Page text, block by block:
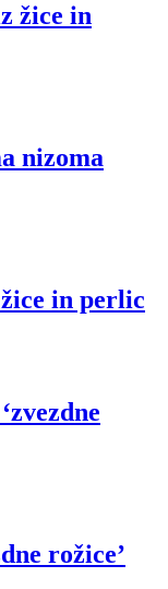
žice in
nizoma
in perlic
rožice’